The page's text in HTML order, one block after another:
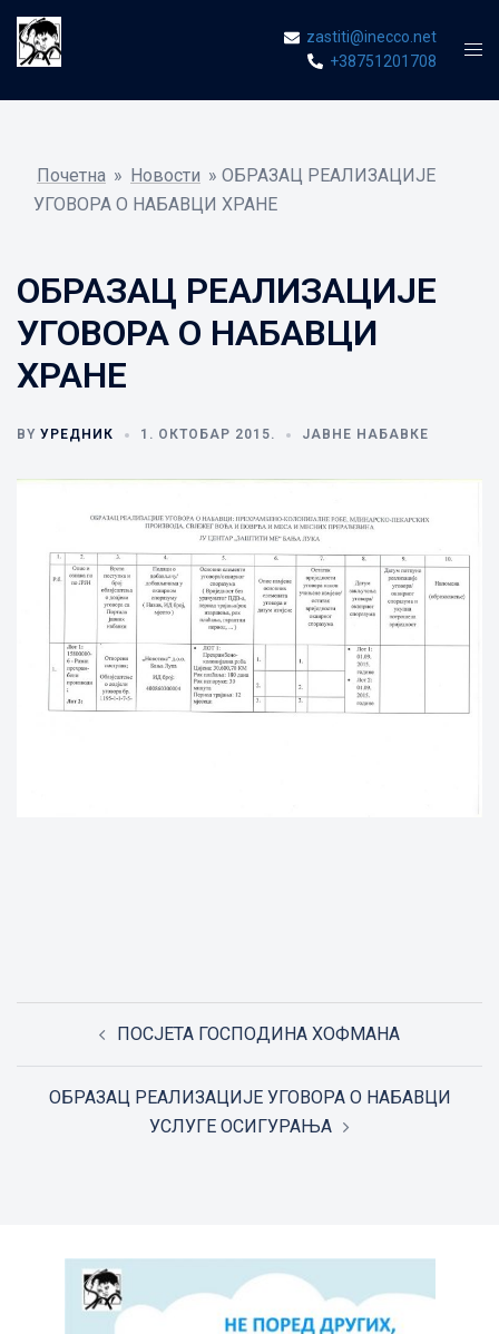
Skip
content
zastiti@inecco.net
+38751201708
Почетна » Новости » ОБРАЗАЦ РЕАЛИЗАЦИЈЕ
УГОВОРА О НАБАВЦИ ХРАНЕ
ОБРАЗАЦ РЕАЛИЗАЦИЈЕ
УГОВОРА О НАБАВЦИ
ХРАНЕ
BY УРЕДНИК 1. ОКТОБАР 2015. ЈАВНЕ НАБАВКЕ
navigationПОСЈЕТА ГОСПОДИНА ХОФМАНА
ОБРАЗАЦ РЕАЛИЗАЦИЈЕ УГОВОРА О НАБАВЦИ
УСЛУГЕ ОСИГУРАЊА